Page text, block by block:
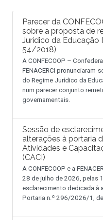
Parecer da
sobre a proposta de
Jurídico da Educação
54/2018)
A CONFECOOP –
FENACERCI
do Regime Jurídico da
num parecer conjunto
governamentais.
Sessão de
alterações à portaria
Atividades e
(CACI)
A CONFECOOP e a
28 de julho de 2026, pelas
esclarecimento dedicada à
Portaria n.º 296/2026/1,